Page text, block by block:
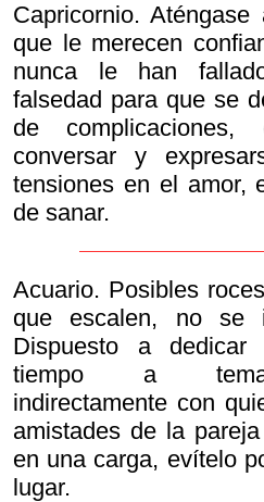
Capricornio.
que le merecen
nunca le han
falsedad para que se
de
conversar y
tensiones en el amor,
de sanar.
Acuario. Posibles
que escalen, no se
Dispuesto a
tiempo a
indirectamente con
amistades de la
en una carga, evítelo
lugar.